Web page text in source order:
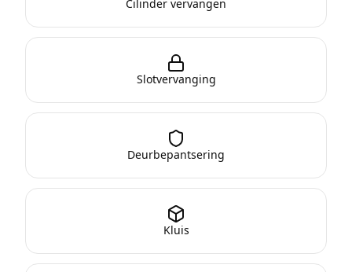
Cilinder vervangen
Slotvervanging
Deurbepantsering
Kluis